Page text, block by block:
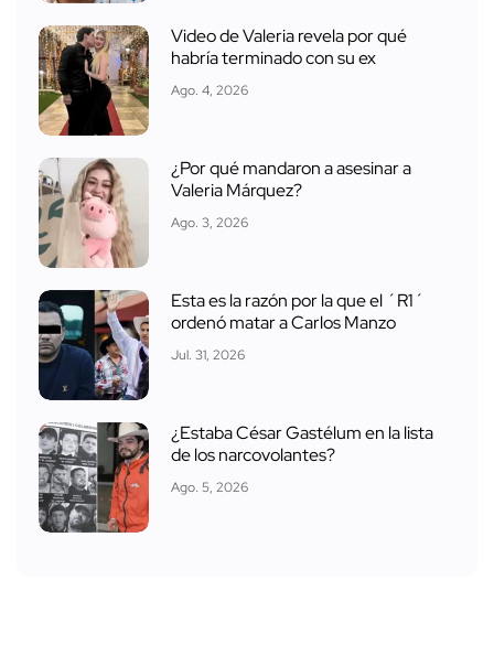
Video de Valeria revela por qué
habría terminado con su ex
Ago. 4, 2026
¿Por qué mandaron a asesinar a
Valeria Márquez?
Ago. 3, 2026
Esta es la razón por la que el ´R1´
ordenó matar a Carlos Manzo
Jul. 31, 2026
¿Estaba César Gastélum en la lista
de los narcovolantes?
Ago. 5, 2026